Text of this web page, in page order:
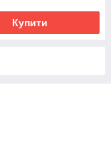
Купити